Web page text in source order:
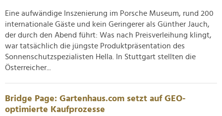
Eine aufwändige Inszenierung im Porsche Museum, rund 200
internationale Gäste und kein Geringerer als Günther Jauch,
der durch den Abend führt: Was nach Preisverleihung klingt,
war tatsächlich die jüngste Produktpräsentation des
Sonnenschutzspezialisten Hella. In Stuttgart stellten die
Österreicher...
Bridge Page: Gartenhaus.com setzt auf GEO-
optimierte Kaufprozesse